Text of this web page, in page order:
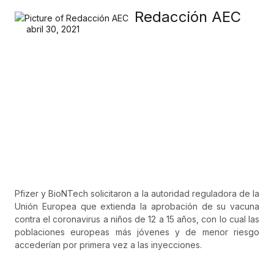
Redacción AEC
abril 30, 2021
Pfizer y BioNTech solicitaron a la autoridad reguladora de la
Unión Europea que extienda la aprobación de su vacuna
contra el coronavirus a niños de 12 a 15 años, con lo cual las
poblaciones europeas más jóvenes y de menor riesgo
accederían por primera vez a las inyecciones.